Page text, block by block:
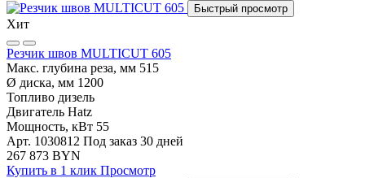
Быстрый просмотр
Хит
Резчик швов MULTICUT 605
Макс. глубина реза, мм 515
Ø диска, мм 1200
Топливо дизель
Двигатель Hatz
Мощность, кВт 55
Арт. 1030812 Под заказ 30 дней
267 873 BYN
Купить в 1 клик Просмотр